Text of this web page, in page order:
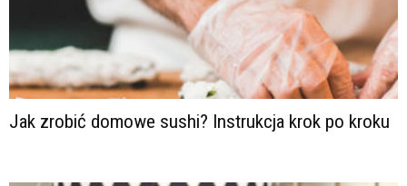
Jak zrobić domowe sushi? Instrukcja krok po kroku